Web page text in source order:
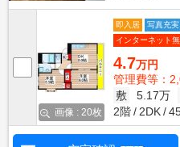
画像 : 20枚
即入居 写真充実
インターネット
4.7万円
管理費等：
敷
5.17万
2階
2DK